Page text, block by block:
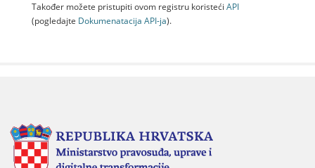
Također možete pristupiti ovom registru koristeći API
(pogledajte Dokumenаtаcijа API-jа).